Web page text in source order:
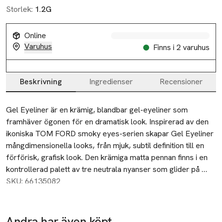
Storlek: 1.2G
Online
Varuhus
Finns i 2 varuhus
Beskrivning Ingredienser Recensioner
Beskrivning
Gel Eyeliner är en krämig, blandbar gel-eyeliner som
framhäver ögonen för en dramatisk look. Inspirerad av den
ikoniska TOM FORD smoky eyes-serien skapar Gel Eyeliner
mångdimensionella looks, från mjuk, subtil definition till en
förförisk, grafisk look. Den krämiga matta pennan finns i en
kontrollerad palett av tre neutrala nyanser som glider på
med sömlös färg. Den är transfer-proof, sitter på plats i 12
SKU: 66135082